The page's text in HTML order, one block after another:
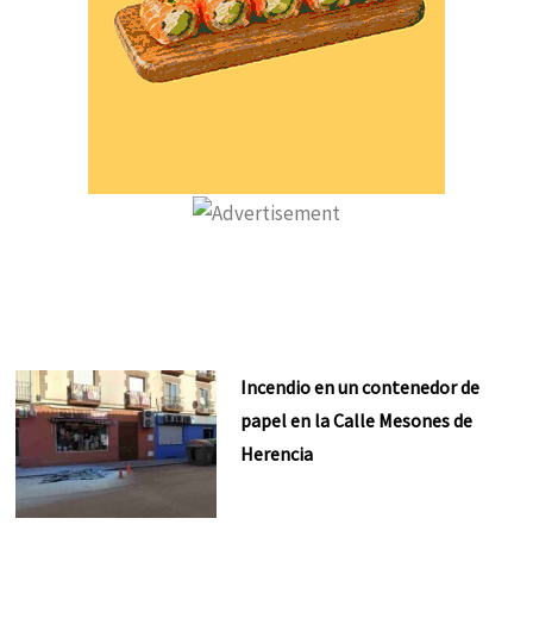
Incendio en un contenedor de
papel en la Calle Mesones de
Herencia